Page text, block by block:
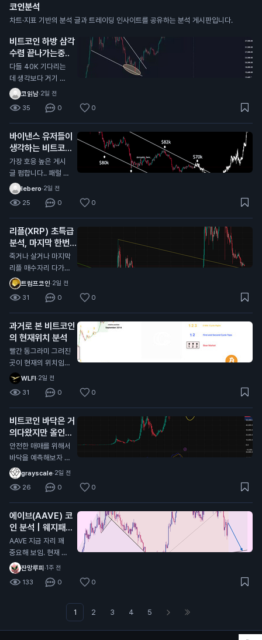
코인분석
차트·지표 기반의 분석 글과 트레이딩 인사이트를 공유하는 분석 게시판입니다.
비트코인 하방 삼각
수렴 끝나가는중..
다들 40K 기다리는
데 생각보다 거기 안
올수도 있음 내가 한
국,해외 전부 커뮤 둘
러본 결과 그 자리에
서 풀매수 기다리는
개미들이 너무많음
코읽남·2일 전
35 0 0
바이낸스 유저들이
생각하는 비트코인
바닥
가장 호응 높은 게시
글 펌합니다.. 패럴 채
널안에서 하방으로 밀
리는중인데 패럴 중단
맞고 올라갈거라는 의
견에 가장 많이 댓글
달렸네요 시기적으로
도 10월이 주기와도
딱 떨어져서 얼마나
버텨주는지 잘봐야할
듯?
lebero·2일 전
25 0 0
리플(XRP) 초특급
분석, 마지막 한번
받아볼만한 자리 오
는중
죽거나 살거나 마지막
리플 매수자리 다가오
는중 대략 0.95불 근
처 저기가 깨진다면
다른 알트코인과 마찬
가지로 그냥 추세가
다깨진거라 죽으러 가
는거고 (0.55달러 수
준까지) 유일하게 리
플만 현재 알트 차트
중에 살아있는데 (잡
코제외) 저기를 지켜
주면 저기가 찐바닥
임, 물론 저 지지선을
타고 흐를순있는데 저
기만 안깨지면됨
트럼프코인·2일 전
31 0 0
과거로 본 비트코인
의 현재위치 분석
빨간 동그라미 그려진
곳이 현재의 위치임
각종 지표로 봤을때도
일치하고 시기적으로
도 똑같음 개인적으로
싸이클대로 상방,하방
으로 움직이는거는 이
번이 마지막일거라고
봄 비트코인 전체 차
트로 봤을때 현재 어
센딩트라이앵글 모양
이라서 비트가 0원가
거나 위로 계속 쏘거
나 할거라고 생각한다
WLFI·2일 전
31 0 0
비트코인 바닥은 거
의다왔지만 올인은
금지
안전한 매매를 위해서
바닥을 예측해보자 현
재 자리에서 풀매수는
비추하는 이유 1. 하이
킨아시 주봉이 아직까
지 음봉형태 2. MAC
D 모양이 아직 바닥
안쪽으로 더 들어가야
함 3. 스톡캐스틱 모
양 또한 쌍바닥형태로
내려가고 있는 진행형
상태라 추가하락(살
짝)이 남아있을 확률
면 풀매수하냐? 그건
또 아님 지금부터 서
grayscale·2일 전
26 0 0
에이브(AAVE) 코
인 분석 | 웨지패턴
발생중
AAVE 지금 자리 꽤
중요해 보임. 현재 대
형 웨지 하단 지지선
인 96.3달러 부근 테
스트 중임. 여기 지켜
잔망루피·1주 전
133 0 0
1 2 3 4 5